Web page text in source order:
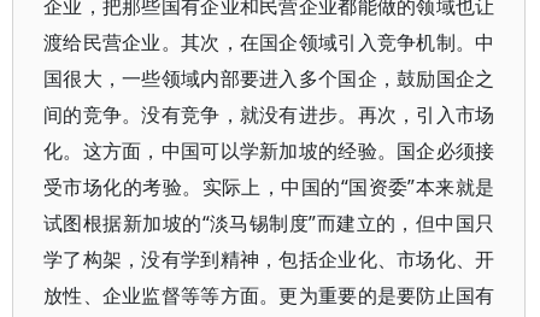
企业，把那些国有企业和民营企业都能做的领域也让
渡给民营企业。其次，在国企领域引入竞争机制。中
国很大，一些领域内部要进入多个国企，鼓励国企之
间的竞争。没有竞争，就没有进步。再次，引入市场
化。这方面，中国可以学新加坡的经验。国企必须接
受市场化的考验。实际上，中国的“国资委”本来就是
试图根据新加坡的“淡马锡制度”而建立的，但中国只
学了构架，没有学到精神，包括企业化、市场化、开
放性、企业监督等等方面。更为重要的是要防止国有